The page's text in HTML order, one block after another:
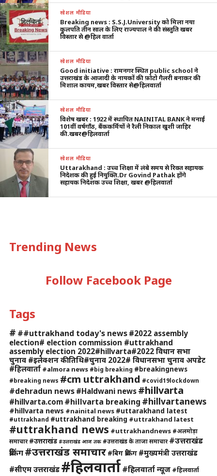
सोशल मीडिया
Breaking news : S.S.J.University को मिला नया
कुलपति तीन साल के लिए राज्यपाल ने की संस्तुति खबर
विस्तार से @हिल वार्ता
सोशल मीडिया
Good initiative : रामनगर स्थित public school ने
उत्तराखंड के आजादी के नायकों की फ़ोटो गैलरी बनाकर की
मिशाल कायम,खबर विस्तार से@हिलवार्ता
सोशल मीडिया
विशेष खबर : 1922 में स्थापित NAINITAL BANK ने मनाई
101वीं वर्षगाँठ, बैंककर्मियों ने रैली निकाल खुशी जाहिर
की.खबर@हिलवार्ता
सोशल मीडिया
Uttarakhand : उच्च शिक्षा में लंबे समय से रिक्त सहायक
निदेशक की हुई नियुक्ति.Dr Govind Pathak होंगे
सहायक निदेशक उच्च शिक्षा, खबर @हिलवार्ता
Trending News
Follow Facebook Page
Tags
# ##uttrakhand today's news #2022 assembly
election# election commission #uttrakhand
assembly election 2022#hillvarta#2022 विधान सभा
चुनाव #इलेक्शन की तिथि#चुनाव 2022# विधानसभा चुनाव अपडेट
#हिलवार्ता #almora news #big breaking #breakingnews
#breaking news #cm uttrakhand #covid19lockdown
#dehradun news #Haldwani news #hillvarta
#hillvarta.com #hillvarta breaking #hillvartanews
#hillvarta news #nainital news #uttarakhand latest
#uttrakhand #uttrakhand breaking #uttrakhand latest
#uttrakhand news #uttrakhandnews #अलमोड़ा
समाचार #उत्तराखंड #उत्तराखंड आज तक #उत्तराखंड के ताजा समाचार #उत्तराखंड
ब्रेकिंग#उत्तराखंड समाचार #बिग ब्रेकिंग #मुख्यमंत्री उत्तराखंड
#सीएम उत्तराखंड #हिलवार्ता#हिलवार्ता न्यूज #हिलवार्ता